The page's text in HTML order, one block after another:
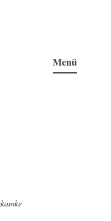
Menü